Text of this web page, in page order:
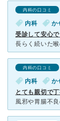
内科の口コミ
内科 か
受診して安心で
内科の口コミ
内科 か
とても親切で